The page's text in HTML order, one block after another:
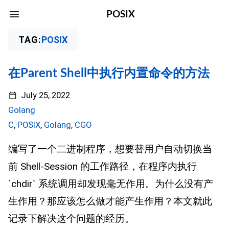
POSIX
TAG:POSIX
在Parent Shell中执行内置命令的方法
July 25, 2022
Golang
C, POSIX, Golang, CGO
编写了一个二进制程序，想要替用户自动切换当
前 Shell-Session 的工作路径，在程序内执行
`chdir` 系统调用却发现毫无作用。为什么没有产
生作用？那应该怎么做才能产生作用？本文就此
记录下解决这个问题的经历。